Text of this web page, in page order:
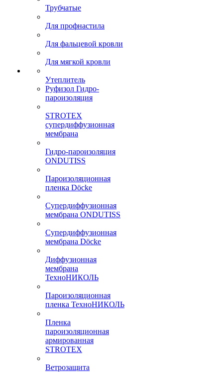
Трубчатые
Для профнастила
Для фальцевой кровли
Для мягкой кровли
Утеплитель
Руфизол Гидро-
пароизоляция
STROTEX
супердиффузионная
мембрана
Гидро-пароизоляция
ONDUTISS
Пароизоляционная
пленка Döcke
Супердиффузионная
мембрана ONDUTISS
Супердиффузионная
мембрана Döcke
Диффузионная
мембрана
ТехноНИКОЛЬ
Пароизоляционная
пленка ТехноНИКОЛЬ
Пленка
пароизоляционная
армированная
STROTEX
Ветрозащита